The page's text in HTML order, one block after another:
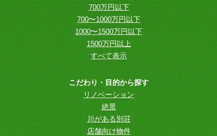
700万円以下
700〜1000万円以下
1000〜1500万円以下
1500万円以上
すべて表示
こだわり・目的から探す
リノベーション
絶景
川がある別荘
店舗向け物件